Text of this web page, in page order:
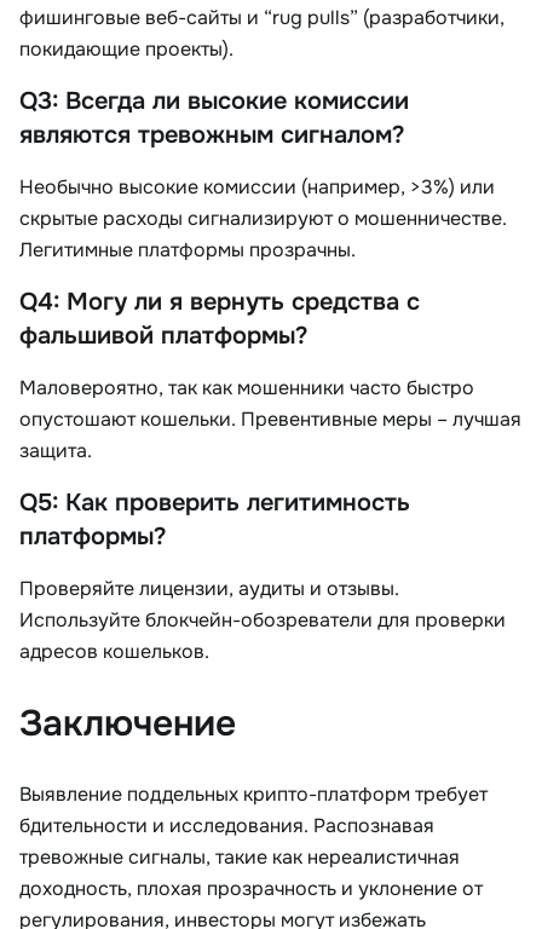
фишинговые веб-сайты и “rug pulls” (разработчики,
покидающие проекты).
Q3: Всегда ли высокие комиссии
являются тревожным сигналом?
Необычно высокие комиссии (например, >3%) или
скрытые расходы сигнализируют о мошенничестве.
Легитимные платформы прозрачны.
Q4: Могу ли я вернуть средства с
фальшивой платформы?
Маловероятно, так как мошенники часто быстро
опустошают кошельки. Превентивные меры – лучшая
защита.
Q5: Как проверить легитимность
платформы?
Проверяйте лицензии, аудиты и отзывы.
Используйте блокчейн-обозреватели для проверки
адресов кошельков.
Заключение
Выявление поддельных крипто-платформ требует
бдительности и исследования. Распознавая
тревожные сигналы, такие как нереалистичная
доходность, плохая прозрачность и уклонение от
регулирования, инвесторы могут избежать